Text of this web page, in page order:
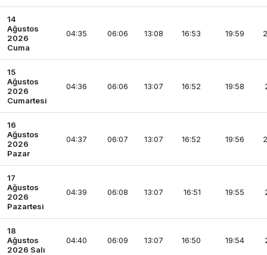
14
Ağustos
2026
Cuma
04:35 06:06 13:08 16:53 19:59
15
Ağustos
2026
Cumartesi
04:36 06:06 13:07 16:52 19:58
16
Ağustos
2026
Pazar
04:37 06:07 13:07 16:52 19:56
17
Ağustos
2026
Pazartesi
04:39 06:08 13:07 16:51 19:55
18
Ağustos
2026 Salı
04:40 06:09 13:07 16:50 19:54